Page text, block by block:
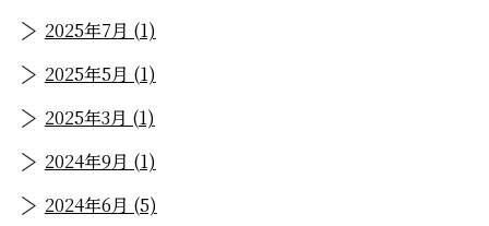
2025年7月 (1)
2025年5月 (1)
2025年3月 (1)
2024年9月 (1)
2024年6月 (5)